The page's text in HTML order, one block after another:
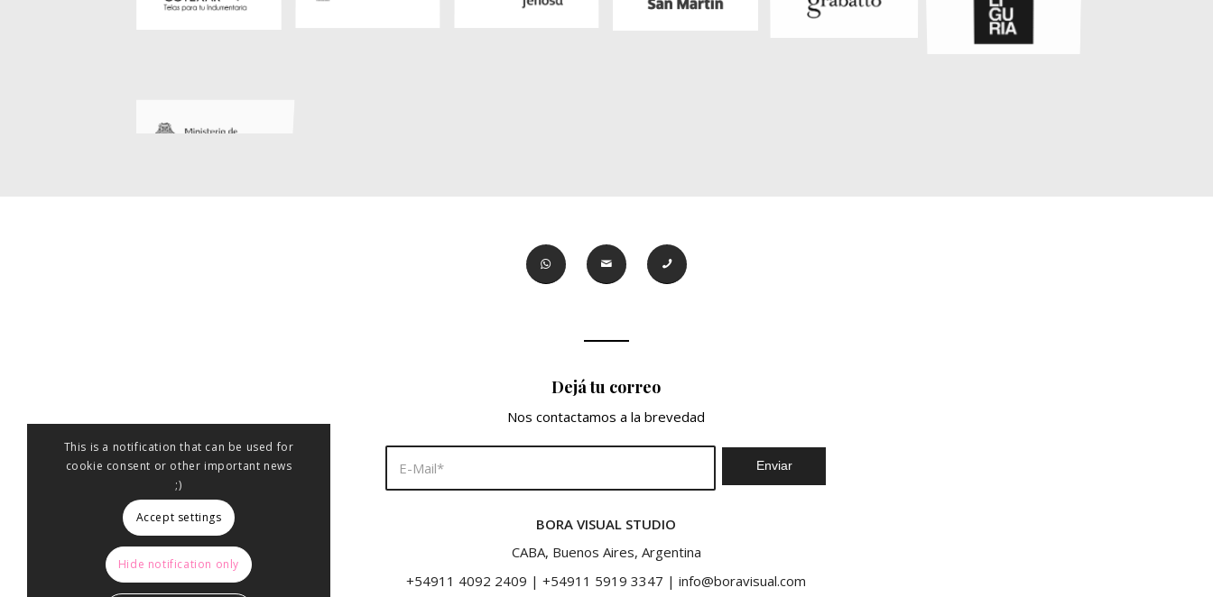
Dejá tu correo
Nos contactamos a la brevedad
BORA VISUAL STUDIO
CABA, Buenos Aires, Argentina
+54911 4092 2409 |+54911 5919 3347 |info@boravisual.com
This is a notification that can be used for
cookie consent or other important news
;)
Accept settings
Hide notification only